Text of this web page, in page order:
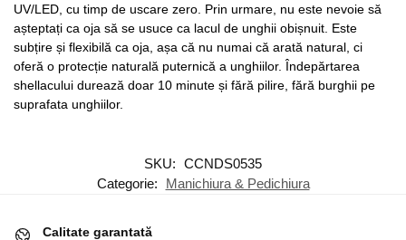
UV/LED, cu timp de uscare zero. Prin urmare, nu este nevoie să
așteptați ca oja să se usuce ca lacul de unghii obișnuit. Este
subțire și flexibilă ca oja, așa că nu numai că arată natural, ci
oferă o protecție naturală puternică a unghiilor. Îndepărtarea
shellacului durează doar 10 minute și fără pilire, fără burghii pe
suprafata unghiilor.
SKU: CCNDS0535
Categorie:
Manichiura & Pedichiura
Calitate garantată